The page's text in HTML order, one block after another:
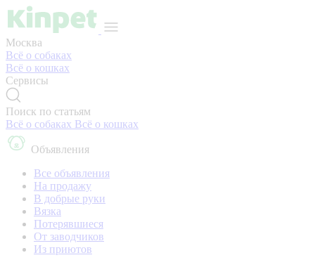
Москва
Всё о собаках
Всё о кошках
Сервисы
Поиск по статьям
Всё о собаках Всё о кошках
Объявления
Все объявления
На продажу
В добрые руки
Вязка
Потерявшиеся
От заводчиков
Из приютов